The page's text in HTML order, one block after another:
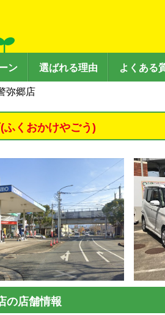
ン 選ばれる理由 よくある
弥郷店
(ふくおかけやごう)
の店舗情報